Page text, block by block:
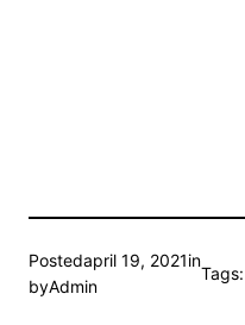
Postedapril 19, 2021in
byAdmin
Tags: